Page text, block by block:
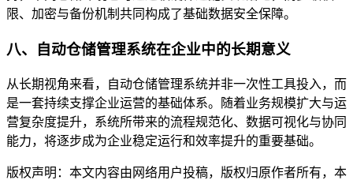
限、加密与备份机制共同构成了基础数据安全保障。
八、自动仓储管理系统在企业中的长期意义
从长期视角来看，自动仓储管理系统并非一次性工具投入，而
是一套持续支撑企业运营的基础体系。随着业务规模扩大与运
营复杂度提升，系统所带来的流程规范化、数据可视化与协同
能力，将逐步成为企业稳定运行和效率提升的重要基础。
版权声明：本文内容由网络用户投稿，版权归原作者所有，本